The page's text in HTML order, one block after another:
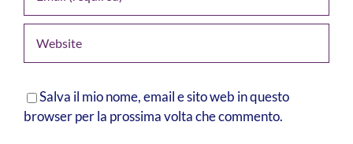
Salva il mio nome, email e sito web in questo
browser per la prossima volta che commento.